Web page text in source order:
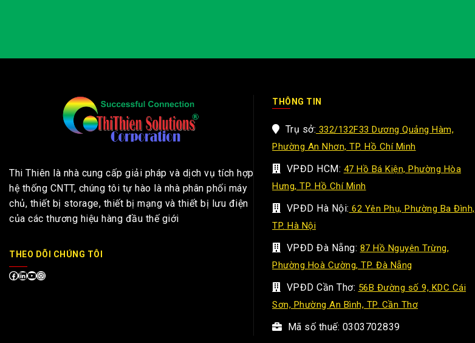
Thi Thiên là nhà cung cấp giải pháp và dịch vụ tích hợp
hệ thống CNTT, chúng tôi tự hào là nhà phân phối máy
chủ, thiết bị storage, thiết bị mạng và thiết bị lưu điện
của các thương hiệu hàng đầu thế giới
THEO DÕI CHÚNG TÔI
THÔNG TIN
Trụ sở: 332/132F33 Dương Quảng Hàm,
Phường An Nhơn, TP. Hồ Chí Minh
VPĐD HCM: 47 Hồ Bá Kiện, Phường Hòa
Hưng, TP. Hồ Chí Minh
VPĐD Hà Nội: 62 Yên Phụ, Phường Ba Đình,
TP. Hà Nội
VPĐD Đà Nẵng: 87 Hồ Nguyên Trừng,
Phường Hoà Cường, TP. Đà Nẵng
VPĐD Cần Thơ: 56B Đường số 9, KDC Cái
Sơn, Phường An Bình, TP. Cần Thơ
Mã số thuế: 0303702839